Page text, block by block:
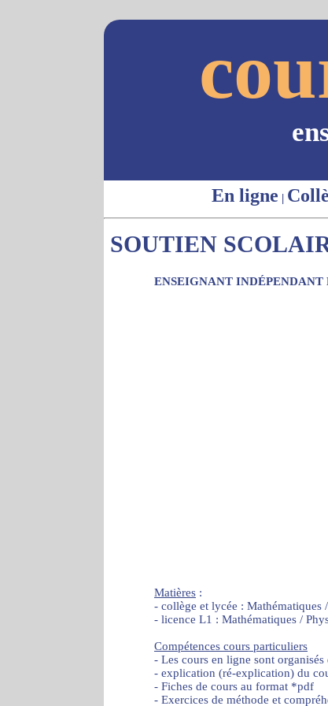
En ligne |
SOUTIEN
ENSEIGNANT INDÉPENDANT
Matières :
- collège et lycée :
- licence L1 : Mathématiques /
Compétences cours particuliers
- Les cours en ligne sont
- explication (ré-explication) du
- Fiches de cours au format *pdf
- Exercices de méthode et